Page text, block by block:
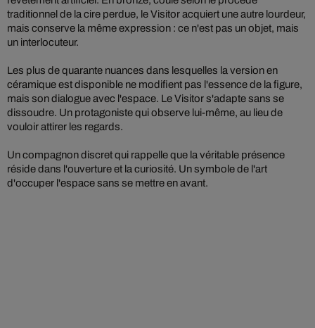
traditionnel de la cire perdue, le Visitor acquiert une autre lourdeur,
mais conserve la même expression : ce n'est pas un objet, mais
un interlocuteur.
Les plus de quarante nuances dans lesquelles la version en
céramique est disponible ne modifient pas l'essence de la figure,
mais son dialogue avec l'espace. Le Visitor s'adapte sans se
dissoudre. Un protagoniste qui observe lui-même, au lieu de
vouloir attirer les regards.
Un compagnon discret qui rappelle que la véritable présence
réside dans l'ouverture et la curiosité. Un symbole de l'art
d'occuper l'espace sans se mettre en avant.